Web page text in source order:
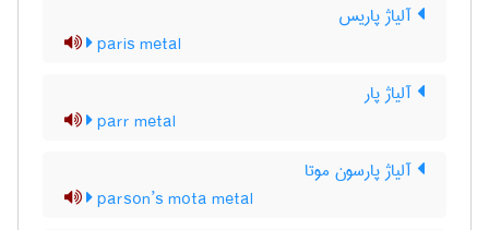
آلیاژ پاریس
paris metal
آلیاژ پار
parr metal
آلیاژ پارسون موتا
parson’s mota metal